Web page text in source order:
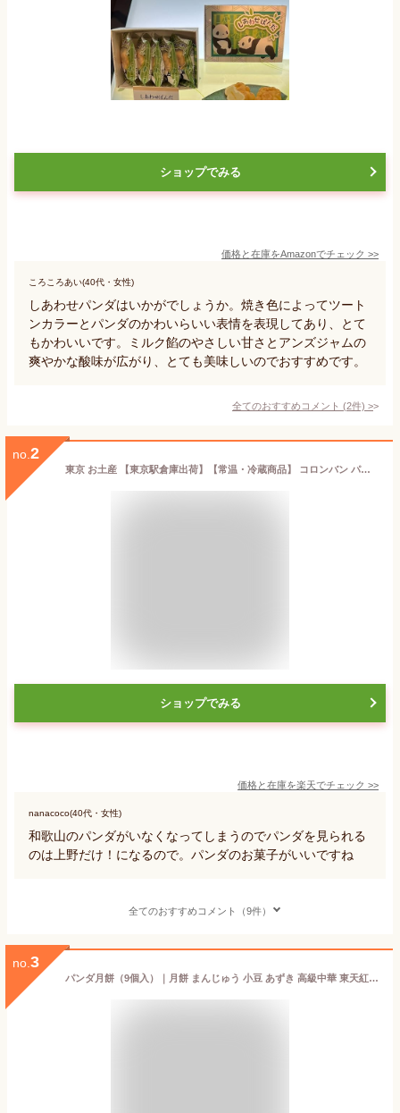
ショップでみる
価格と在庫をAmazonでチェック >>
ころころあい(40代・女性)
しあわせパンダはいかがでしょうか。焼き色によってツート
ンカラーとパンダのかわいらいい表情を表現してあり、とて
もかわいいです。ミルク餡のやさしい甘さとアンズジャムの
爽やかな酸味が広がり、とても美味しいのでおすすめです。
全てのおすすめコメント (2件) >
no. 2
東京 お土産 【東京駅倉庫出荷】【常温・冷蔵商品】 コロンバン パンダの焼きショコラ 5個入 東京みやげ 東京土産 東京駅 上野駅 限定 観光 洋菓子 焼菓子 パンダ クッキー スイーツ お中元 御中元 お歳暮 御歳暮 内祝い ギフト プレゼント のし不可
ショップでみる
価格と在庫を楽天でチェック >>
nanacoco(40代・女性)
和歌山のパンダがいなくなってしまうのでパンダを見られる
のは上野だけ！になるので。パンダのお菓子がいいですね
全てのおすすめコメント（9件）
no. 3
パンダ月餅（9個入）｜月餅 まんじゅう 小豆 あずき 高級中華 東天紅 デザート スイーツ 中華菓子 菓子 お土産 手土産 おもたせ 贈り物 ギフト プレゼント ティータイム 食後 本格中華 上野土産 パンダ 日本製